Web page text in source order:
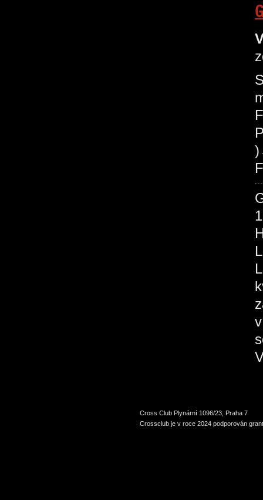
Cross Club Plynární 1096/23, Praha 7
Crossclub je v roce 2024 podporován